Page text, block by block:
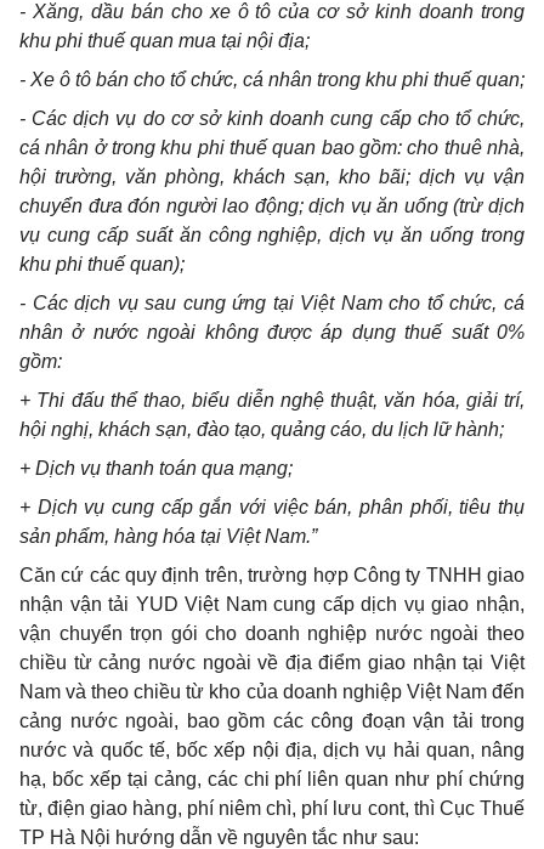
- Xăng, dầu bán cho xe ô tô của cơ sở kinh doanh trong
khu phi thuế quan mua tại nội địa;
- Xe ô tô bán cho tổ chức, cá nhân trong khu phi thuế quan;
- Các dịch vụ do cơ sở kinh doanh cung cấp cho tổ chức,
cá nhân ở trong khu phithuế quan bao gồm: cho thuê nhà,
hội trường, văn phòng, khách sạn, kho bãi; dịch vụ vận
chuyển đưa đón người lao động; dịch vụ ăn uống (trừ dịch
vụ cung cấp suất ăn công nghiệp, dịch vụ ăn uống trong
khu phi thuế quan);
- Các dịch vụ sau cung ứng tại Việt Nam cho tổ chức, cá
nhân ở nước ngoài không được áp dụng thuế suất 0%
gồm:
+ Thi đấu thể thao, biểu diễn nghệ thuật, văn hóa, giải trí,
hội nghị, khách sạn, đào tạo, quảng cáo, du lịch lữ hành;
+ Dịch vụ thanh toán qua mạng;
+ Dịchvụ cung cấp gắn với việc bán, phân phối, tiêu thụ
sản phẩm, hàng hóa tại Việt Nam.”
Căn cứ các quy định trên, trường hợp Công ty TNHH giao
nhận vận tải YUD Việt Nam cung cấp dịch vụ giao nhận,
vận chuyển trọn gói cho doanh nghiệp nước ngoài theo
chiều từ cảng nước ngoài về địa điểm giao nhận tại Việt
Nam và theo chiều từ kho của doanh nghiệp Việt Nam đến
cảng nước ngoài, bao gồm các công đoạn vận tải trong
nước và quốc tế, bốc xếp nội địa, dịch vụ hải quan, nâng
hạ, bốc xếp tại cảng, các chi phí liên quan như phí chứng
từ, điện giao hàng, phí niêm chì, phí lưu cont, thì Cục Thuế
TP Hà Nội hướng dẫn về nguyên tắc như sau: